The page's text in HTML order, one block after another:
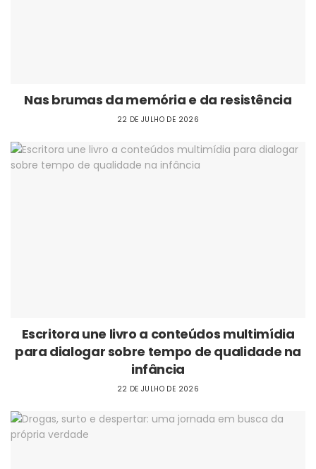
Nas brumas da memória e da resistência
22 DE JULHO DE 2026
Escritora une livro a conteúdos multimídia
para dialogar sobre tempo de qualidade na
infância
22 DE JULHO DE 2026